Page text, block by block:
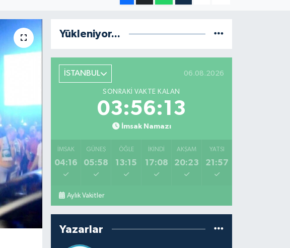
Yükleniyor...
İSTANBUL 06.08.2026
SONRAKI VAKTE KALAN
03:56:12
İmsak Namazı
İMSAK
04:16
GÜNEŞ
05:58
ÖĞLE
13:15
İKINDI
17:08
AKŞAM
20:23
YATSI
21:57
Aylık Vakitler
Yazarlar